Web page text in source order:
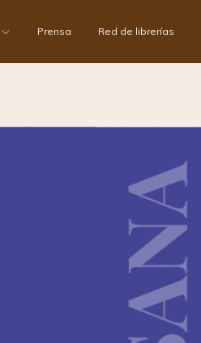
Prensa Red de librerías